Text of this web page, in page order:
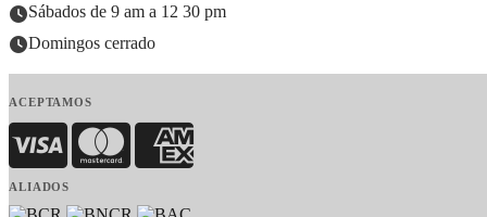
Sábados de 9 am a 12 30 pm
Domingos cerrado
ACEPTAMOS
Visa MasterCardAmerican Express
ALIADOS